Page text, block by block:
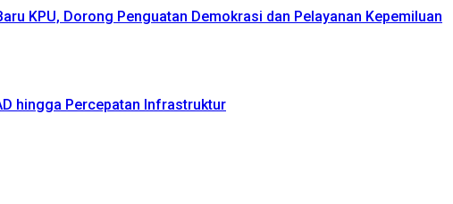
KPU, Dorong Penguatan Demokrasi dan Pelayanan Kepemiluan
hingga Percepatan Infrastruktur